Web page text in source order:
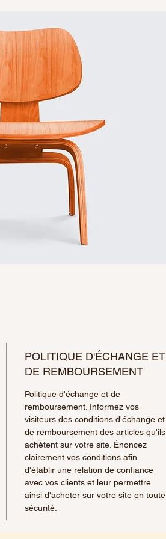
POLITIQUE D'ÉCHANGE ET
DE REMBOURSEMENT
Politique d'échange et de
remboursement. Informez vos
visiteurs des conditions d'échange et
de remboursement des articles qu'ils
achètent sur votre site. Énoncez
clairement vos conditions afin
d'établir une relation de confiance
avec vos clients et leur permettre
ainsi d'acheter sur votre site en toute
sécurité.